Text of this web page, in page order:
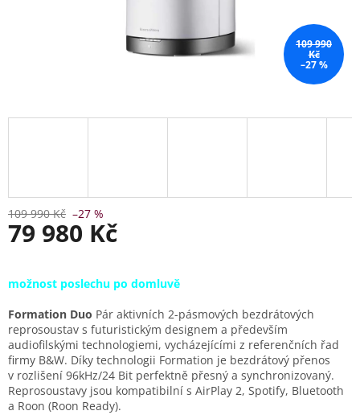
109 990
Kč
–27 %
109 990 Kč –27 %
79 980 Kč
cena:
možnost poslechu po domluvě
Formation Duo Pár aktivních 2-pásmových bezdrátových
reprosoustav s futuristickým designem a především
audiofilskými technologiemi, vycházejícími z referenčních řad
firmy B&W. Díky technologii Formation je bezdrátový přenos
v rozlišení 96kHz/24 Bit perfektně přesný a synchronizovaný.
Reprosoustavy jsou kompatibilní s AirPlay 2, Spotify, Bluetooth
a Roon (Roon Ready).